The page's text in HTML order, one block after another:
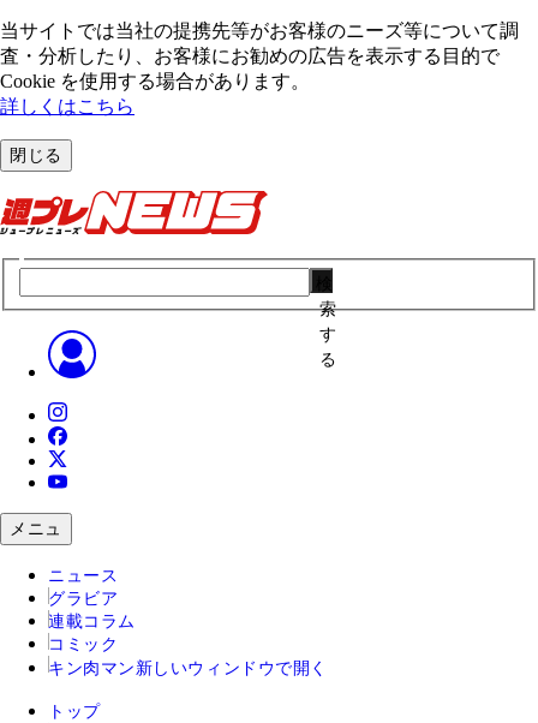
当サイトでは当社の提携先等がお客様のニーズ等について調
査・分析したり、お客様にお勧めの広告を表⽰する⽬的で
Cookie を使⽤する場合があります。
詳しくはこちら
閉じる
索
す
る
メニュ
ニュース
グラビア
連載コラム
コミック
キン肉マン 新しいウィンドウで開く
トップ